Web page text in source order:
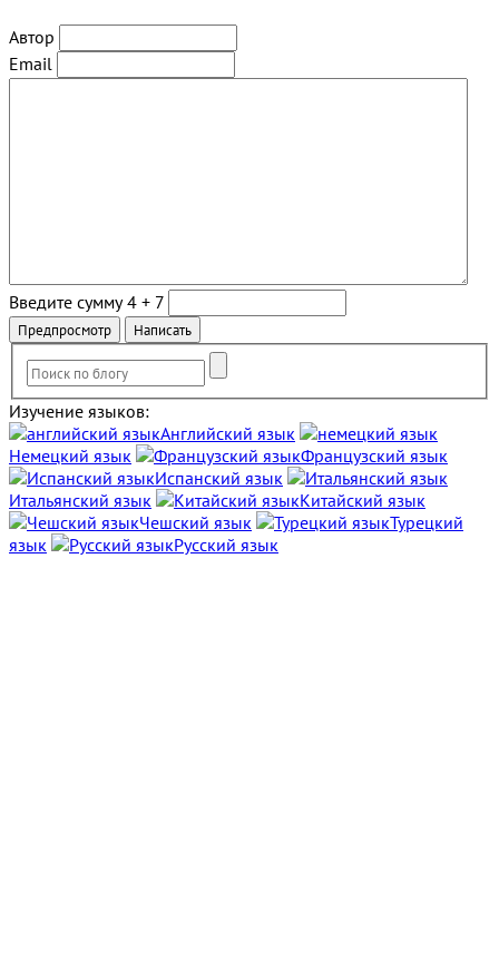
Автор
Email
Введите сумму 4 + 7
Изучение языков:
Английский язык
Немецкий язык
Французский язык
Испанский язык
Итальянский язык
Китайский язык
Чешский язык
Турецкий
язык
Русский язык